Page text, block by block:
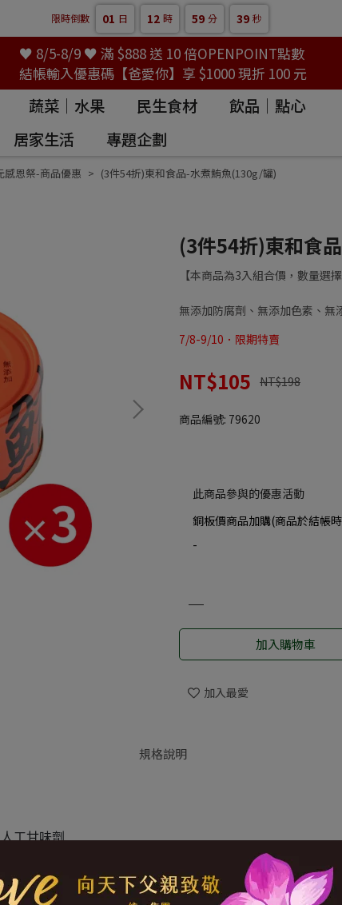
限時倒數 01 日 12 時 59 分 38 秒
♥ 8/5-8/9 ♥ 滿 $888 送 10 倍OPENPOINT點數
結帳輸入優惠碼【爸愛你】享 $1000 現折 100 元
蔬菜｜水果 民生食材
飲品｜點心
居家生活 專題企劃
感恩祭-商品優惠 (3件54折)東和食品-水煮鮪魚(130g/罐)
(3件54折)東和食
【本商品為3入組合價，數量選
無添加防腐劑、無添加色素、
7/8-9/10．限期特賣
NT$105 NT$198
商品編號: 79620
此商品參與的優惠活動
銅板價商品加購(商品於結帳
-
加入購物車
加入最愛
規格說明
工甘味劑